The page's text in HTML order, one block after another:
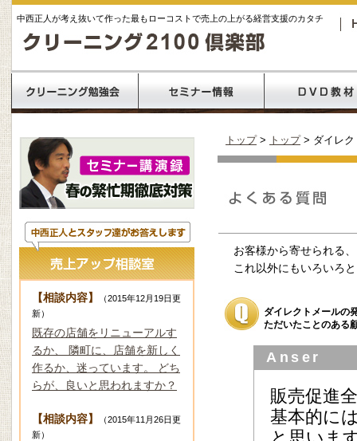
中西正人が考え抜いて作った最もローコストで売上の上がる経営支援のカタチ
トップ> トップ> ダイレク
お客様から寄せられる
これ以外にもいろいろ
ダイレクトメールの
ただいたことのある
Anser
販売促進
基本的に
【相談内容】 （2015年12月19日更
新）
既存の店舗をリニューアルす
るか、 隣町に、店舗を新しく
作るか、迷っています。 どち
らが、良いと思われますか？
【相談内容】 （2015年11月26日更
新）